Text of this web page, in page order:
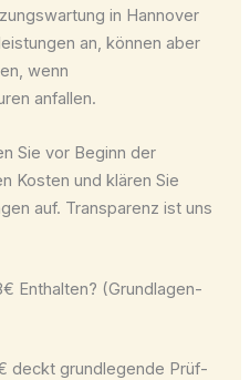
in Hannover
an, können aber
wenn
anfallen.
Sie vor Beginn der
Kosten und klären Sie
auf. Transparenz ist uns
Enthalten? (Grundlagen-
deckt grundlegende Prüf-